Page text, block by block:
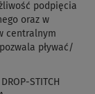
podpięcia
oraz w
centralnym
pływać/
STITCH